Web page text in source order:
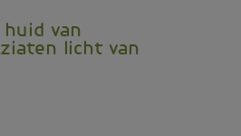
huid van
licht van